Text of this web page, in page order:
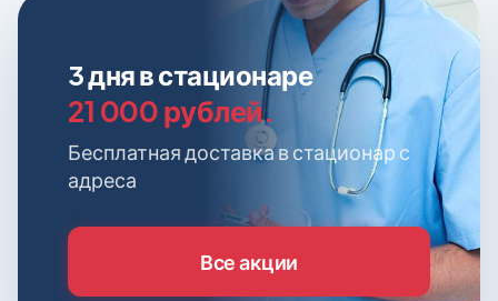
3 дня в стационаре
21 000 рублей.
Бесплатная доставка в стационар с
адреса
Все акции